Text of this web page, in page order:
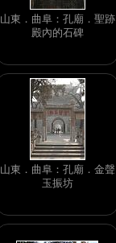
山東．曲阜：孔廟．聖跡
殿內的石碑
山東．曲阜：孔廟．金聲
玉振坊